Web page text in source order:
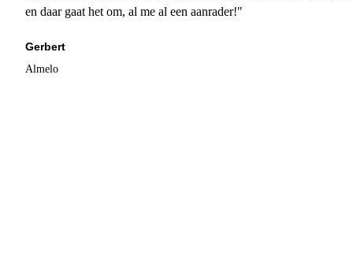
en daar gaat het om, al me al een aanrader!"
Gerbert
Almelo